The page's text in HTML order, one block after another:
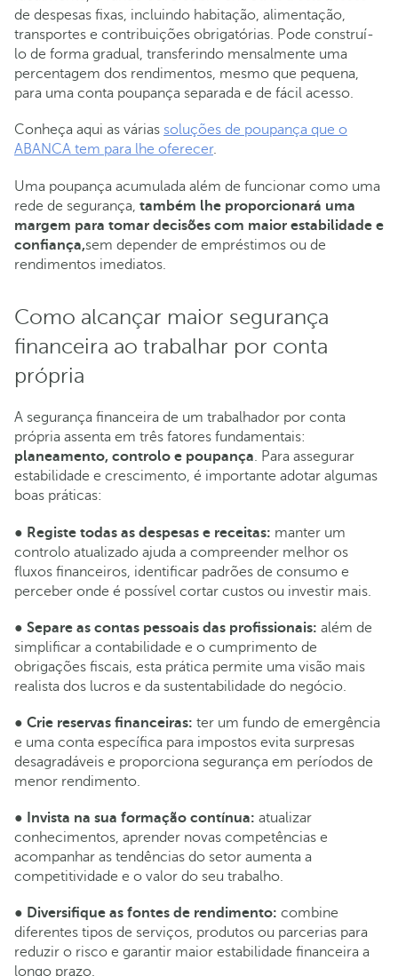
de despesas fixas, incluindo habitação, alimentação,
transportes e contribuições obrigatórias. Pode construí-
lo de forma gradual, transferindo mensalmente uma
percentagem dos rendimentos, mesmo que pequena,
para uma conta poupança separada e de fácil acesso.
Conheça aqui as várias soluções de poupança que o
ABANCA tem para lhe oferecer.
Uma poupança acumulada além de funcionar como uma
rede de segurança, também lhe proporcionará uma
margem para tomar decisões com maior estabilidade e
confiança,sem depender de empréstimos ou de
rendimentos imediatos.
Como alcançar maior segurança
financeira ao trabalhar por conta
própria
A segurança financeira de um trabalhador por conta
própria assenta em três fatores fundamentais:
planeamento, controlo e poupança. Para assegurar
estabilidade e crescimento, é importante adotar algumas
boas práticas:
● Registe todas as despesas e receitas: manter um
controlo atualizado ajuda a compreender melhor os
fluxos financeiros, identificar padrões de consumo e
perceber onde é possível cortar custos ou investir mais.
● Separe as contas pessoais das profissionais: além de
simplificar a contabilidade e o cumprimento de
obrigações fiscais, esta prática permite uma visão mais
realista dos lucros e da sustentabilidade do negócio.
● Crie reservas financeiras: ter um fundo de emergência
e uma conta específica para impostos evita surpresas
desagradáveis e proporciona segurança em períodos de
menor rendimento.
● Invista na sua formação contínua: atualizar
conhecimentos, aprender novas competências e
acompanhar as tendências do setor aumenta a
competitividade e o valor do seu trabalho.
● Diversifique as fontes de rendimento: combine
diferentes tipos de serviços, produtos ou parcerias para
reduzir o risco e garantir maior estabilidade financeira a
longo prazo.